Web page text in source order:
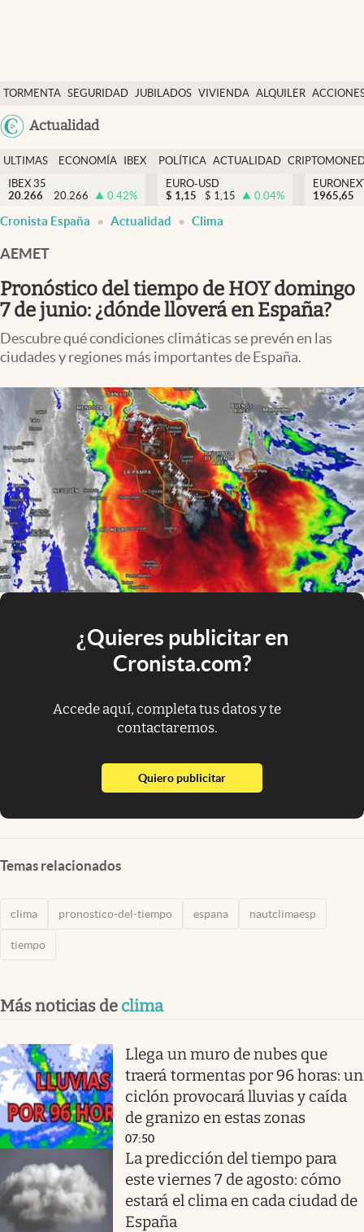
TORMENTA SEGURIDAD JUBILADOS VIVIENDA ALQUILER
USA
Actualidad
Economía y finanzas
Política
Actualidad
Criptomonedas
España
ULTIMAS
NOTICIAS
ECONOMÍA
FINANZAS
IBEX
EURO
POLÍTICA ACTUALIDAD
IBEX 35
20.266
20.266 0.42%
EURO-USD
$ 1,15 $ 1,15 0.04%
1965,65
Cronista España Actualidad Clima
AEMET
Pronóstico del tiempo de HOY domingo
7 de junio: ¿dónde lloverá en España?
Descubre qué condiciones climáticas se prevén en las
ciudades y regiones más importantes de España.
¿Quieres publicitar en
Cronista.com?
Accede aquí, completa tus datos y te
contactaremos.
Quiero publicitarabre en nueva pestaña
Temas relacionados
clima pronostico-del-tiempo espana nautclimaesp
tiempo
Más noticias de clima
Llega un muro de nubes que
traerá tormentas por 96 horas: un
ciclón provocará lluvias y caída
de granizo en estas zonas
07:50
La predicción del tiempo para
este viernes 7 de agosto: cómo
estará el clima en cada ciudad de
España